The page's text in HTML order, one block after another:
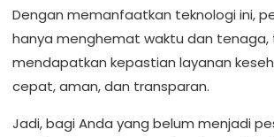
Dengan memanfaatkan teknologi ini,
hanya menghemat waktu dan
mendapatkan kepastian layanan
cepat, aman, dan transparan.
Jadi, bagi Anda yang belum menjadi